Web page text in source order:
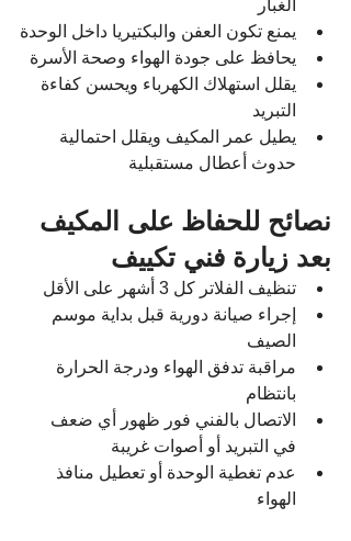
الغبار
يمنع تكون العفن والبكتيريا داخل الوحدة
يحافظ على جودة الهواء وصحة الأسرة
يقلل استهلاك الكهرباء ويحسن كفاءة
التبريد
يطيل عمر المكيف ويقلل احتمالية
حدوث أعطال مستقبلية
نصائح للحفاظ على المكيف
بعد زيارة فني تكييف
تنظيف الفلاتر كل 3 أشهر على الأقل
إجراء صيانة دورية قبل بداية موسم
الصيف
مراقبة تدفق الهواء ودرجة الحرارة
بانتظام
الاتصال بالفني فور ظهور أي ضعف
في التبريد أو أصوات غريبة
عدم تغطية الوحدة أو تعطيل منافذ
الهواء